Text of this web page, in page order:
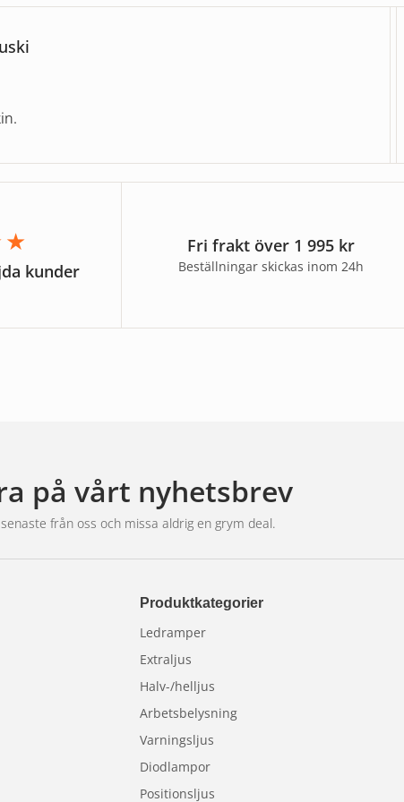
kunder
Fri frakt över 1 995 kr
Beställningar skickas inom 24h
på vårt nyhetsbrev
från oss och missa aldrig en grym deal.
Produktkategorier
Ledramper
Extraljus
Halv-/helljus
Arbetsbelysning
Varningsljus
Diodlampor
Positionsljus